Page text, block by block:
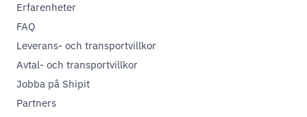
Erfarenheter
FAQ
Leverans- och transportvillkor
Avtal- och transportvillkor
Jobba på Shipit
Partners